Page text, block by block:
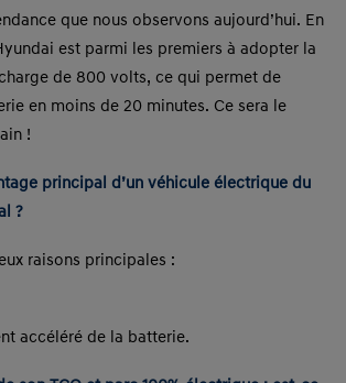
que nous observons aujourd’hui. En
est parmi les premiers à adopter la
de 800 volts, ce qui permet de
en moins de 20 minutes. Ce sera le
!
principal d’un véhicule électrique du
?
raisons principales :
accéléré de la batterie.